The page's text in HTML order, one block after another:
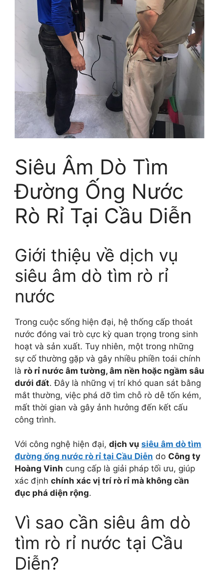
Siêu Âm Dò Tìm
Đường Ống Nước
Rò Rỉ Tại Cầu Diễn
Giới thiệu về dịch vụ
siêu âm dò tìm rò rỉ
nước
Trong cuộc sống hiện đại, hệ thống cấp thoát
nước đóng vai trò cực kỳ quan trọng trong sinh
hoạt và sản xuất. Tuy nhiên, một trong những
sự cố thường gặp và gây nhiều phiền toái chính
là rò rỉ nước âm tường, âm nền hoặc ngầm sâu
dưới đất. Đây là những vị trí khó quan sát bằng
mắt thường, việc phá dỡ tìm chỗ rò dễ tốn kém,
mất thời gian và gây ảnh hưởng đến kết cấu
công trình.
Với công nghệ hiện đại, dịch vụ siêu âm dò tìm
đường ống nước rò rỉ tại Cầu Diễn do Công ty
Hoàng Vinh cung cấp là giải pháp tối ưu, giúp
xác định chính xác vị trí rò rỉ mà không cần
đục phá diện rộng.
Vì sao cần siêu âm dò
tìm rò rỉ nước tại Cầu
Diễn?